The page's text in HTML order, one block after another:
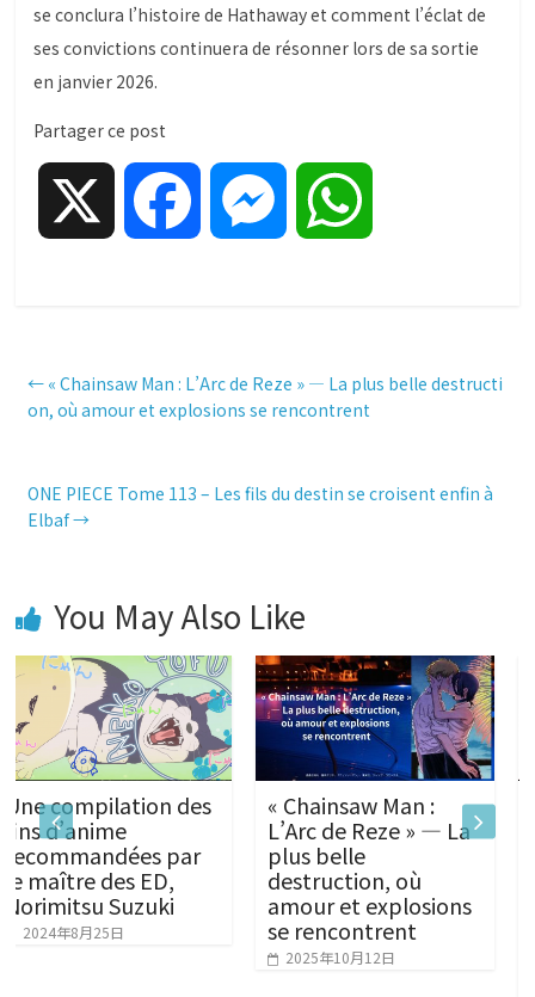
se conclura l’histoire de Hathaway et comment l’éclat de
ses convictions continuera de résonner lors de sa sortie
en janvier 2026.
Partager ce post
b
o
k
e
g
e
r
s
p
p
← « Chainsaw Man : L’Arc de Reze » — La plus belle destructi
on, où amour et explosions se rencontrent
ONE PIECE Tome 113 – Les fils du destin se croisent enfin à
Elbaf→
You May Also Like
des
par
ED,
« Chainsaw Man :
L’Arc de Reze » — La
plus belle
destruction, où
amour et explosions
se rencontrent
2025年10月12日
Le nouvel
Ranma 1/
est d’une
qualité